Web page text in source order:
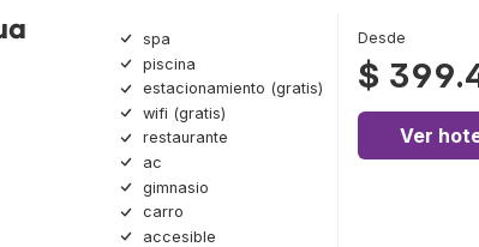
spa
piscina
estacionamiento (gratis)
wifi (gratis)
restaurante
ac
gimnasio
carro
accesible
Desde
$
Ver